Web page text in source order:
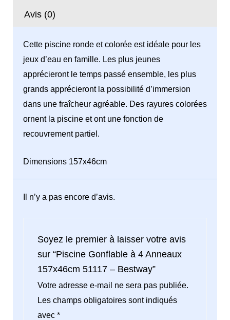
157x46cm
Avis (0)
Cette piscine ronde et colorée est idéale pour les
jeux d’eau en famille. Les plus jeunes
apprécieront le temps passé ensemble, les plus
grands apprécieront la possibilité d’immersion
dans une fraîcheur agréable. Des rayures colorées
ornent la piscine et ont une fonction de
recouvrement partiel.
Dimensions 157x46cm
Il n’y a pas encore d’avis.
Soyez le premier à laisser votre avis
sur “Piscine Gonflable à 4 Anneaux
157x46cm 51117 – Bestway”
Votre adresse e-mail ne sera pas publiée.
Les champs obligatoires sont indiqués
avec *